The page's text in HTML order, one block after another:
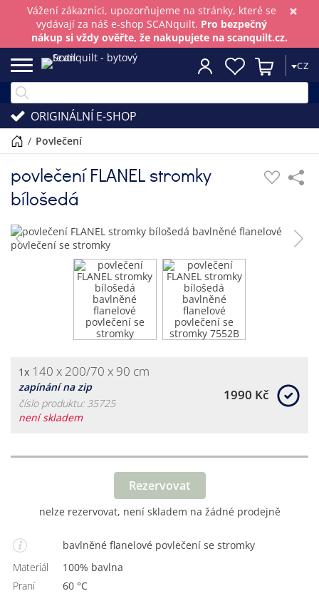
×
Vážení zákazníci, upozorňujeme na stránky, které se
vydávají za náš e-shop SCANquilt. Pro bezpečný
nákup si vždy ověřte, že nakupujete na scanquilt.cz.
CZ
ORIGINÁLNÍ E-SHOP
/ povlečení
povlečení FLANEL stromky
bílošedá
1x 140 x 200/70 x 90 cm
zapínání na zip
číslo produktu: 35725
není skladem
1990 Kč
Rezervovat
nelze rezervovat, není skladem na žádné prodejně
bavlněné flanelové povlečení se stromky
Materiál
100% bavlna
Praní
60 °C